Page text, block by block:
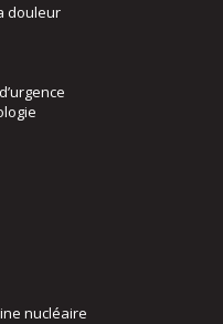
douleur
nucléaire